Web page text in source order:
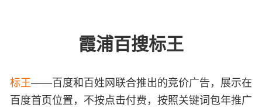
霞浦百搜标王
标王——百度和百姓网联合推出的竞价广告，展示在
百度首页位置，不按点击付费，按照关键词包年推广